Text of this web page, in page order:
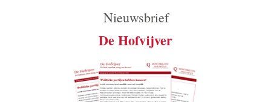
Nieuwsbrief
De Hofvijver